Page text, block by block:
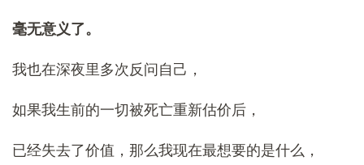
毫无意义了。
我也在深夜里多次反问自己，
如果我生前的一切被死亡重新估价后，
已经失去了价值，那么我现在最想要的是什么，